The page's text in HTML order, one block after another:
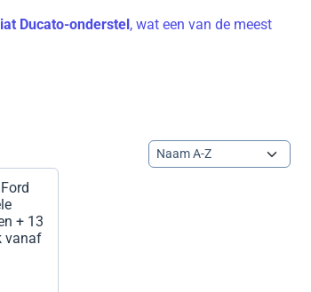
Ducato-onderstel, wat een van de meest
Sorteermethode
+ 13
vanaf
950,41